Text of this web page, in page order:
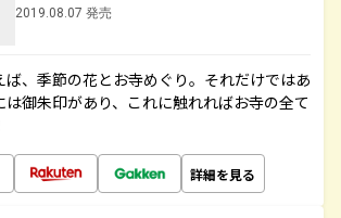
2019.08.07 発売
、季節の花とお寺めぐり。それだけではあ
は御朱印があり、これに触れればお寺の全て
詳細を見る